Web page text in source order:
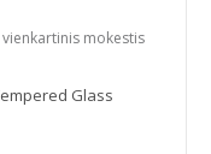
mokestis
Glass